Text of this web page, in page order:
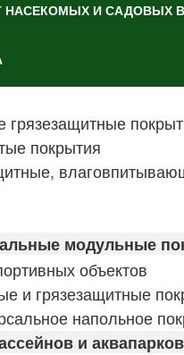
НАСЕКОМЫХ И САДОВЫХ
грязезащитные
покрытия
модульные
объектов
и грязезащитные
напольное
и аквапарков